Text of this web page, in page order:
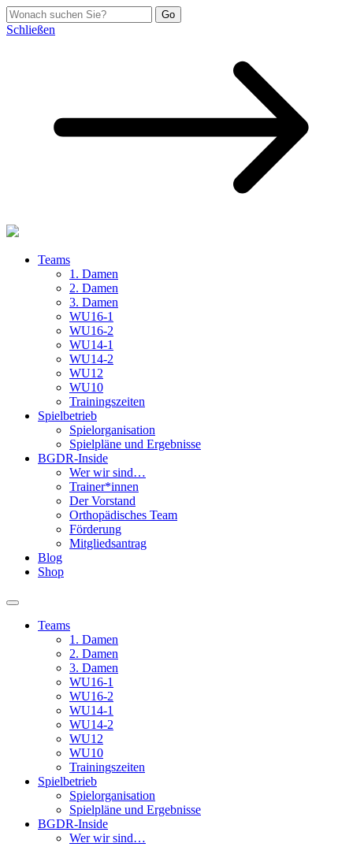
Schließen
Teams
1. Damen
2. Damen
3. Damen
WU16-1
WU16-2
WU14-1
WU14-2
WU12
WU10
Trainingszeiten
Spielbetrieb
Spielorganisation
Spielpläne und Ergebnisse
BGDR-Inside
Wer wir sind…
Trainer*innen
Der Vorstand
Orthopädisches Team
Förderung
Mitgliedsantrag
Blog
Shop
Teams
1. Damen
2. Damen
3. Damen
WU16-1
WU16-2
WU14-1
WU14-2
WU12
WU10
Trainingszeiten
Spielbetrieb
Spielorganisation
Spielpläne und Ergebnisse
BGDR-Inside
Wer wir sind…